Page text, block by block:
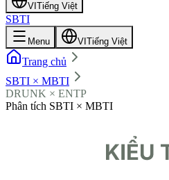
VI Tiếng Việt
SBTI
Menu VI Tiếng Việt
Trang chủ
SBTI × MBTI
DRUNK × ENTP
Phân tích SBTI × MBTI